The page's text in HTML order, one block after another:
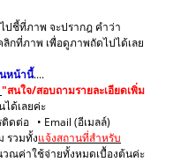
ปชี้ที่ภาพ จะปรากฎ คำว่า
กที่ภาพ เพื่อดูภาพถัดไปได้เลย
หน้านี้....
"สนใจ/สอบถามรายละเอียดเพิ่ม
ด้เลยค่ะ
ดต่อ • Email (อีเมลล์)
รวมทั้งแจ้งสถานที่สำหรับ
ณค่าใช้จ่ายทั้งหมดเบื้องต้นค่ะ